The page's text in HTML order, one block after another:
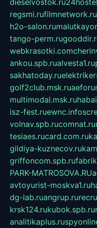
regsmi.rufilmnetwork.ru
h2o-salon.ru
tango-perm.ru
webkrasotki.com
ankou.spb.rualvesta1.ru
sakhatoday.ru
golf2club.msk.ru
multimodal.msk.ru
isz-fest.ruewnc.info
volnav.spb.rucomnat.ru
tesiaes.rucard.com.ru
gildiya-kuznecov.ru
griffoncom.spb.ru
PARK-MATROSOVA.RU
avtoyurist-moskva1.ru
dg-lab.ruangrup.ru
krsk124.rukubok.spb.ru
analitikaplus.ru